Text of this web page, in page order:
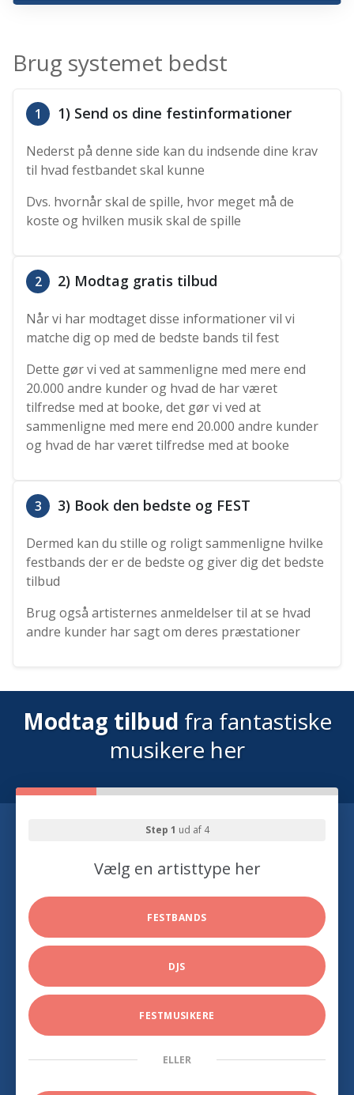
Brug systemet bedst
1 1) Send os dine festinformationer
Nederst på denne side kan du indsende dine krav
til hvad festbandet skal kunne
Dvs. hvornår skal de spille, hvor meget må de
koste og hvilken musik skal de spille
2 2) Modtag gratis tilbud
Når vi har modtaget disse informationer vil vi
matche dig op med de bedste bands til fest
Dette gør vi ved at sammenligne med mere end
20.000 andre kunder og hvad de har været
tilfredse med at booke, det gør vi ved at
sammenligne med mere end 20.000 andre kunder
og hvad de har været tilfredse med at booke
3 3) Book den bedste og FEST
Dermed kan du stille og roligt sammenligne hvilke
festbands der er de bedste og giver dig det bedste
tilbud
Brug også artisternes anmeldelser til at se hvad
andre kunder har sagt om deres præstationer
Modtag tilbud fra fantastiske
musikere her
Step 1 ud af 4
Vælg en artisttype her
FESTBANDS
DJS
FESTMUSIKERE
ELLER